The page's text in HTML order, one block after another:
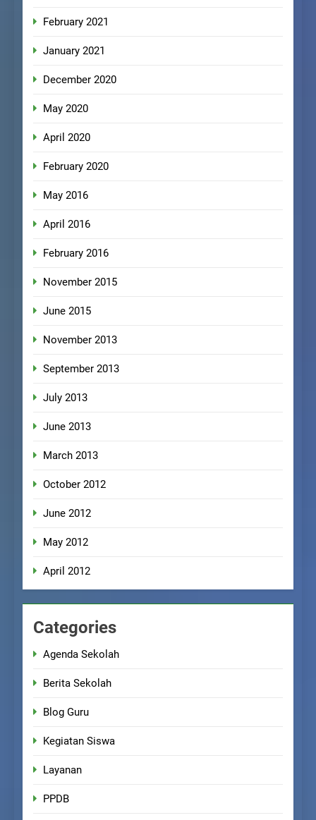
February 2021
January 2021
December 2020
May 2020
April 2020
February 2020
May 2016
April 2016
February 2016
November 2015
June 2015
November 2013
September 2013
July 2013
June 2013
March 2013
October 2012
June 2012
May 2012
April 2012
Categories
Agenda Sekolah
Berita Sekolah
Blog Guru
Kegiatan Siswa
Layanan
PPDB